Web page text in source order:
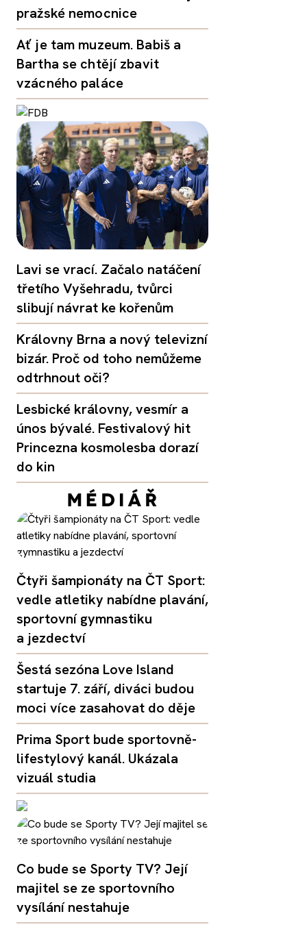
pražské nemocnice
Ať je tam muzeum. Babiš a
Bartha se chtějí zbavit
vzácného paláce
Lavi se vrací. Začalo natáčení
třetího Vyšehradu, tvůrci
slibují návrat ke kořenům
Královny Brna a nový televizní
bizár. Proč od toho nemůžeme
odtrhnout oči?
Lesbické královny, vesmír a
únos bývalé. Festivalový hit
Princezna kosmolesba dorazí
do kin
Čtyři šampionáty na ČT Sport:
vedle atletiky nabídne plavání,
sportovní gymnastiku
a jezdectví
Šestá sezóna Love Island
startuje 7. září, diváci budou
moci více zasahovat do děje
Prima Sport bude sportovně-
lifestylový kanál. Ukázala
vizuál studia
Co bude se Sporty TV? Její
majitel se ze sportovního
vysílání nestahuje